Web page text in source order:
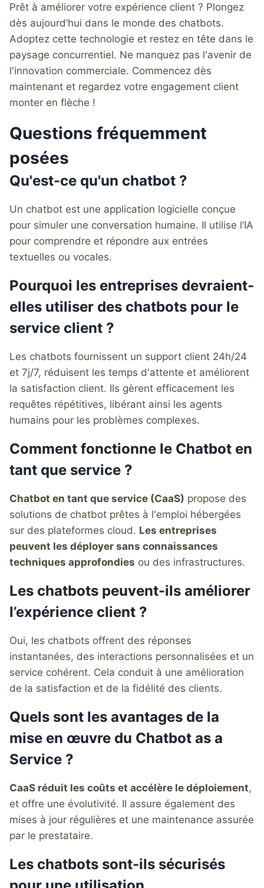
Prêt à améliorer votre expérience client ? Plongez
dès aujourd’hui dans le monde des chatbots.
Adoptez cette technologie et restez en tête dans le
paysage concurrentiel. Ne manquez pas l'avenir de
l'innovation commerciale. Commencez dès
maintenant et regardez votre engagement client
monter en flèche !
Questions fréquemment
posées
Qu'est-ce qu'un chatbot ?
Un chatbot est une application logicielle conçue
pour simuler une conversation humaine. Il utilise l’IA
pour comprendre et répondre aux entrées
textuelles ou vocales.
Pourquoi les entreprises devraient-
elles utiliser des chatbots pour le
service client ?
Les chatbots fournissent un support client 24h/24
et 7j/7, réduisent les temps d'attente et améliorent
la satisfaction client. Ils gèrent efficacement les
requêtes répétitives, libérant ainsi les agents
humains pour les problèmes complexes.
Comment fonctionne le Chatbot en
tant que service ?
Chatbot en tant que service (CaaS) propose des
solutions de chatbot prêtes à l'emploi hébergées
sur des plateformes cloud. Les entreprises
peuvent les déployer sans connaissances
techniques approfondies ou des infrastructures.
Les chatbots peuvent-ils améliorer
l’expérience client ?
Oui, les chatbots offrent des réponses
instantanées, des interactions personnalisées et un
service cohérent. Cela conduit à une amélioration
de la satisfaction et de la fidélité des clients.
Quels sont les avantages de la
mise en œuvre du Chatbot as a
Service ?
CaaS réduit les coûts et accélère le déploiement,
et offre une évolutivité. Il assure également des
mises à jour régulières et une maintenance assurée
par le prestataire.
Les chatbots sont-ils sécurisés